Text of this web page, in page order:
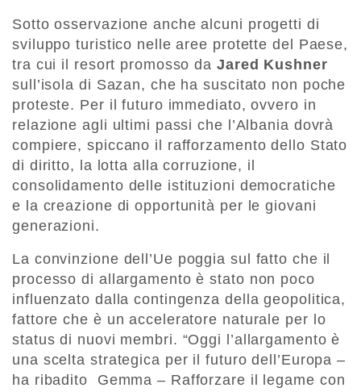
Sotto osservazione anche alcuni progetti di
sviluppo turistico nelle aree protette del Paese,
tra cui il resort promosso da Jared Kushner
sull’isola di Sazan, che ha suscitato non poche
proteste. Per il futuro immediato, ovvero in
relazione agli ultimi passi che l’Albania dovrà
compiere, spiccano il rafforzamento dello Stato
di diritto, la lotta alla corruzione, il
consolidamento delle istituzioni democratiche
e la creazione di opportunità per le giovani
generazioni.
La convinzione dell’Ue poggia sul fatto che il
processo di allargamento è stato non poco
influenzato dalla contingenza della geopolitica,
fattore che è un acceleratore naturale per lo
status di nuovi membri. “Oggi l’allargamento è
una scelta strategica per il futuro dell’Europa –
ha ribadito Gemma – Rafforzare il legame con